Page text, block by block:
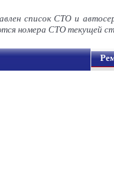
список СТО и
номера СТО текущей